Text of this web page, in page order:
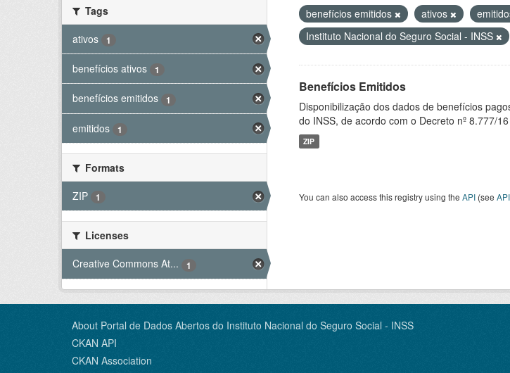
Tags
ativos
1
benefícios ativos 1
benefícios emitidos 1
emitidos 1
Formats
ZIP
1
Licenses
Creative Commons At...
1
benefícios emitidos
ativos
Instituto Nacional do Seguro Social - INSS
Benefícios Emitidos
Disponibilização dos dados de benefícios
do INSS, de acordo com o Decreto nº 8.777/
ZIP
You can also access this registry using the API (see
About Portal de Dados Abertos do Instituto Nacional do Seguro Social - INSS
CKAN API
CKAN Association